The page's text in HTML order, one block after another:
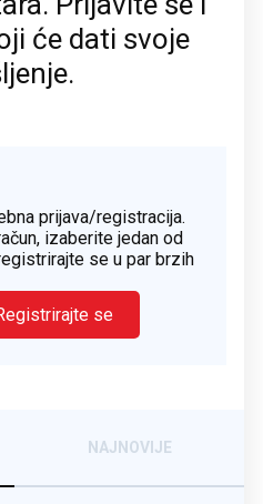
će dati svoje
prijava/registracija.
izaberite jedan od
se u par brzih
se
NAJNOVIJE